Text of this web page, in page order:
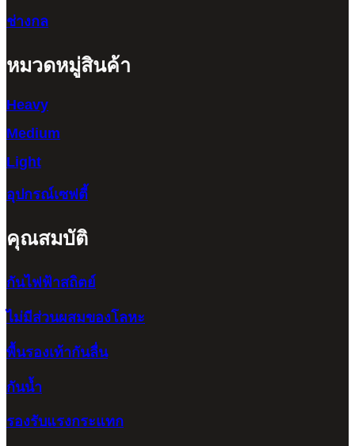
ช่างกล
หมวดหมู่สินค้า
Heavy
Medium
Light
อุปกรณ์เซฟตี้
คุณสมบัติ
กันไฟฟ้าสถิตย์
ไม่มีส่วนผสมของโลหะ
พื้นรองเท้ากันลื่น
กันน้ำ
รองรับแรงกระแทก